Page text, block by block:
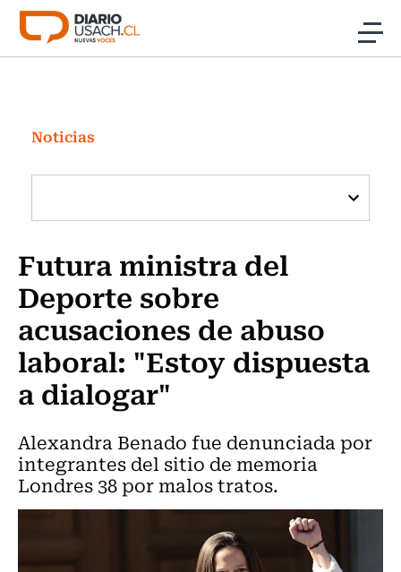
Click acá para ir directamente al contenido
Investigación
Cultura
Programas Radio y TV Usach
Noticias
Futura ministra del
Deporte sobre
acusaciones de abuso
laboral: "Estoy dispuesta
a dialogar"
Alexandra Benado fue denunciada por
integrantes del sitio de memoria
Londres 38 por malos tratos.